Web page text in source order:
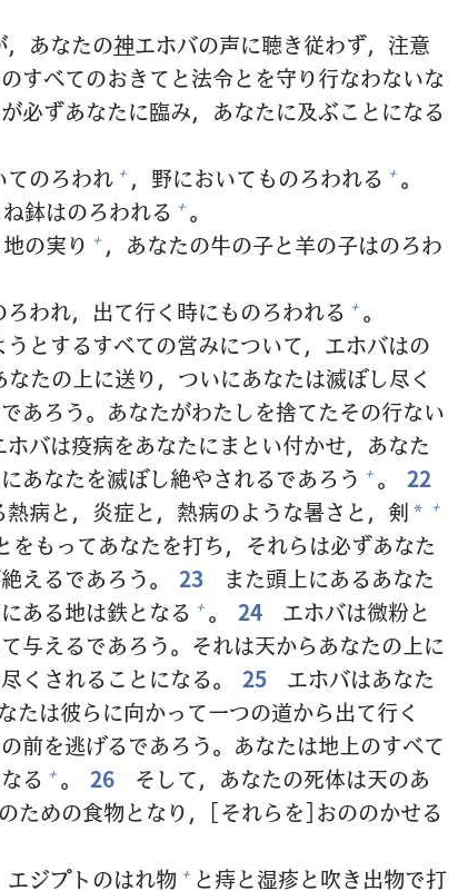
，あなたの神エホバの声に聴き従わず， 注意
すべてのおきてと法令とを守り行なわないな
必ずあなたに臨み，あなたに及ぶことになる
てのろわれ + ， 野においてものろわれる + 。
鉢はのろわれる + 。
地の実り + ，あなたの牛の子と羊の子はのろわ
われ， 出て行く 時にものろわれる + 。
うとするすべての営みについて，エホバはの
なたの上に送り，ついにあなたは滅ぼし尽く
あろう。あなたがわたしを捨てたその行ない
ホバは疫病をあなたにまとい付かせ，あなた
あなたを滅ぼし絶やされるであろう + 。
22
熱病と， 炎症と， 熱病のような暑さと， 剣 * +
をもってあなたを打ち，それらは必ずあなた
絶えるであろう。 23 また頭上にあるあなた
にある地は鉄となる + 。 24 エホバは微粉と
与えるであろう。それは天からあなたの上に
尽くされることになる。 25
エホバはあなた
たは彼らに向かって一つの道から出て行く
前を逃げるであろう。あなたは地上のすべて
る + 。 26 そして，あなたの死体は天のあ
のための食物となり，[それらを]おののかせる
エジプトのはれ物 + と痔と湿疹と吹き出物で打